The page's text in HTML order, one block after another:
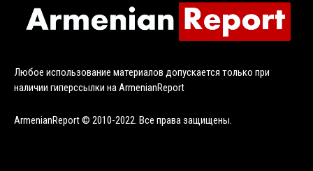
Любое использование материалов допускается только при
наличии гиперссылки на ArmenianReport
ArmenianReport © 2010-2022. Все права защищены.